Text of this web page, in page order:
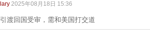
lary 2025年08月18日 15:36
引渡回国受审，需和美国打交道